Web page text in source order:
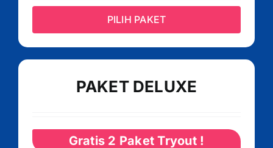
PILIH PAKET
PAKET DELUXE
Gratis 2 Paket Tryout !